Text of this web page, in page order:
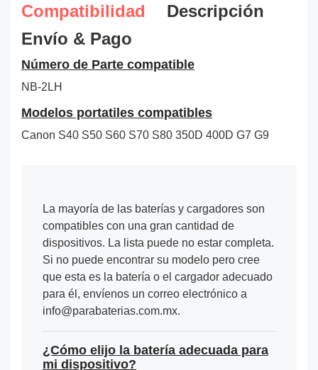
Compatibilidad
Descripción
Envío & Pago
Número de Parte compatible
NB-2LH
Modelos portatiles compatibles
Canon S40 S50 S60 S70 S80 350D 400D G7 G9
La mayoría de las baterías y cargadores son
compatibles con una gran cantidad de
dispositivos. La lista puede no estar completa.
Si no puede encontrar su modelo pero cree
que esta es la batería o el cargador adecuado
para él, envíenos un correo electrónico a
info@parabaterias.com.mx.
¿Cómo elijo la batería adecuada para
mi dispositivo?